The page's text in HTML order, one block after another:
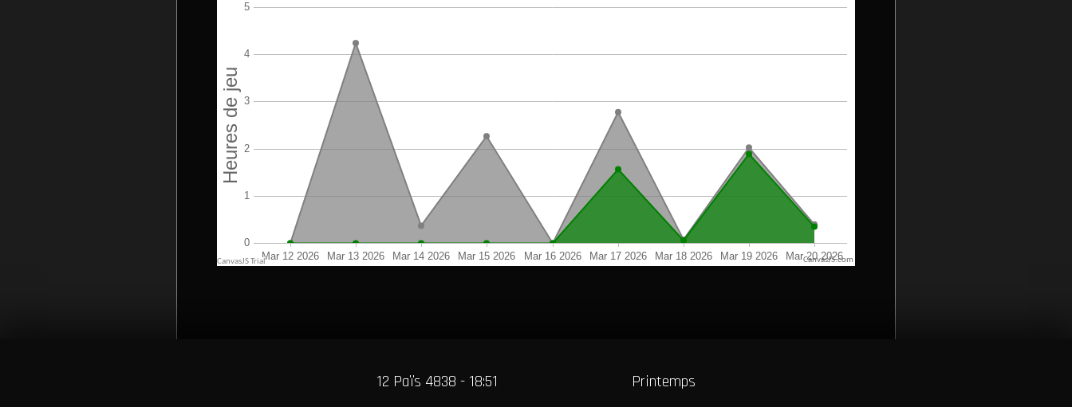
CanvasJS.com
12 Païs 4838 - 18:51 Printemps